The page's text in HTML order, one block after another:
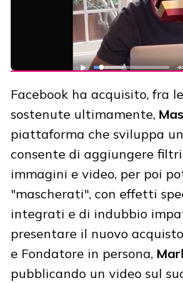
Facebook ha acquisito, fra
sostenute ultimamente,
piattaforma che sviluppa
consente di aggiungere
immagini e video, per poi
"mascherati", con effetti
integrati e di indubbio
presentare il nuovo
e Fondatore in persona,
pubblicando un video sul